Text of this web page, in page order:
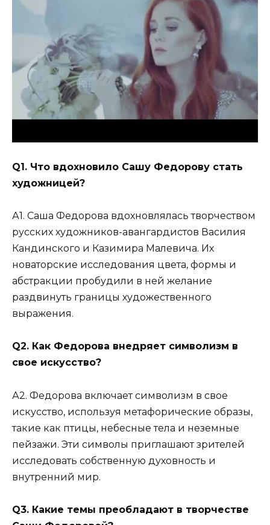
Q1. Что вдохновило Сашу Федорову стать
художницей?
А1. Саша Федорова вдохновлялась творчеством
русских художников-авангардистов Василия
Кандинского и Казимира Малевича. Их
новаторские исследования цвета, формы и
абстракции пробудили в ней желание
раздвинуть границы художественного
выражения.
Q2. Как Федорова внедряет символизм в
свое искусство?
А2. Федорова включает символизм в свое
искусство, используя метафорические образы,
такие как птицы, небесные тела и неземные
пейзажи. Эти символы приглашают зрителей
исследовать собственную духовность и
внутренний мир.
Q3. Какие темы преобладают в творчестве